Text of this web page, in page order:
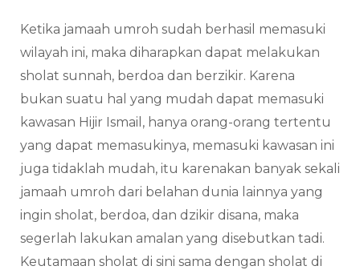
Ketika jamaah umroh sudah berhasil memasuki
wilayah ini, maka diharapkan dapat melakukan
sholat sunnah, berdoa dan berzikir. Karena
bukan suatu hal yang mudah dapat memasuki
kawasan Hijir Ismail, hanya orang-orang tertentu
yang dapat memasukinya, memasuki kawasan ini
juga tidaklah mudah, itu karenakan banyak sekali
jamaah umroh dari belahan dunia lainnya yang
ingin sholat, berdoa, dan dzikir disana, maka
segerlah lakukan amalan yang disebutkan tadi.
Keutamaan sholat di sini sama dengan sholat di